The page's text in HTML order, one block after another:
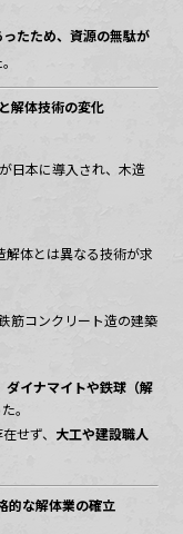
たため、資源の無駄が
解体技術の変化
日本に導入され、木造
体とは異なる技術が求
筋コンクリート造の建築
ダイナマイトや鉄球（解
。
せず、 大工や建設職人
的な解体業の確立